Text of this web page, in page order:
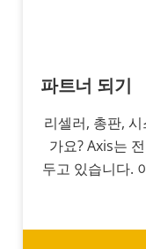
파트너 되기
리셀러, 총판,
가요? Axis는
두고 있습니다.